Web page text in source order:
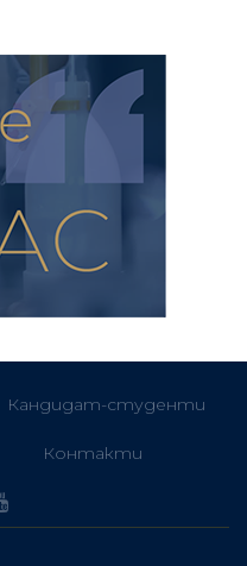
Кандидат-студенти
Контакти